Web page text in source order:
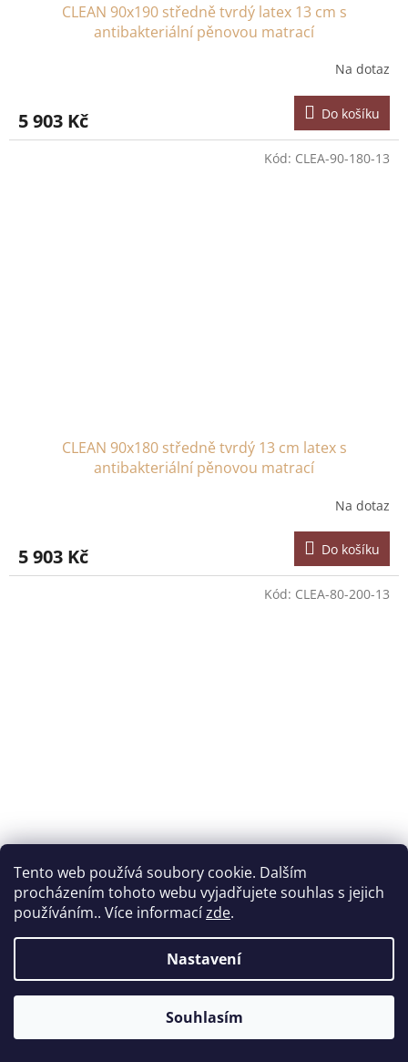
Tento web používá soubory cookie. Dalším
procházením tohoto webu vyjadřujete souhlas s jejich
používáním.. Více informacízde.
Nastavení
Souhlasím
CLEAN 90x190 středně tvrdý latex 13 cm s
antibakteriální pěnovou matrací
Na dotaz
5 903 Kč Do košíku
CLEAN 90x180 středně tvrdý 13 cm latex s
antibakteriální pěnovou matrací
Na dotaz
5 903 Kč Do košíku
Kód: CLEA-90-180-13
CLEAN 80x200 středně tvrdý 13 cm latex s
antibakteriální pěnovou matrací
Na dotaz
5 341 Kč Do košíku
Kód: CLEA-80-200-13